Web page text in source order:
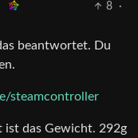
8
·
beantwortet. Du
steamcontroller
ist das Gewicht. 292g